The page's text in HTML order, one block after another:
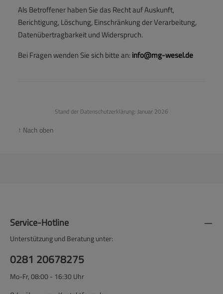
Als Betroffener haben Sie das Recht auf Auskunft,
Berichtigung, Löschung, Einschränkung der Verarbeitung,
Datenübertragbarkeit und Widerspruch.
Bei Fragen wenden Sie sich bitte an:info@mg-wesel.de
Stand der Datenschutzerklärung: Januar 2026
↑ Nach oben
Service-Hotline
Unterstützung und Beratung unter:
0281 20678275
Mo-Fr, 08:00 - 16:30 Uhr